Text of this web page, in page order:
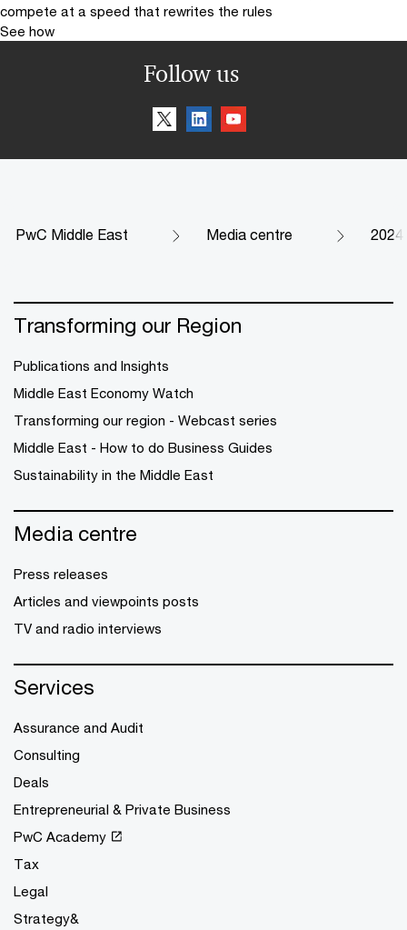
compete at a speed that rewrites the rules
See how
Follow us
PwC Middle East Media centre 2024
Transforming our Region
Publications and Insights
Middle East Economy Watch
Transforming our region - Webcast series
Middle East - How to do Business Guides
Sustainability in the Middle East
Media centre
Press releases
Articles and viewpoints posts
TV and radio interviews
Services
Assurance and Audit
Consulting
Deals
Entrepreneurial & Private Business
PwC Academy
Tax
Legal
Strategy&